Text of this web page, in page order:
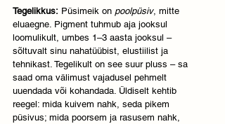
Tegelikkus: Püsimeik on poolpüsiv, mitte
eluaegne. Pigment tuhmub aja jooksul
loomulikult, umbes 1–3 aasta jooksul –
sõltuvalt sinu nahatüübist, elustiilist ja
tehnikast. Tegelikult on see suur pluss – sa
saad oma välimust vajadusel pehmelt
uuendada või kohandada. Üldiselt kehtib
reegel: mida kuivem nahk, seda pikem
püsivus; mida poorsem ja rasusem nahk,